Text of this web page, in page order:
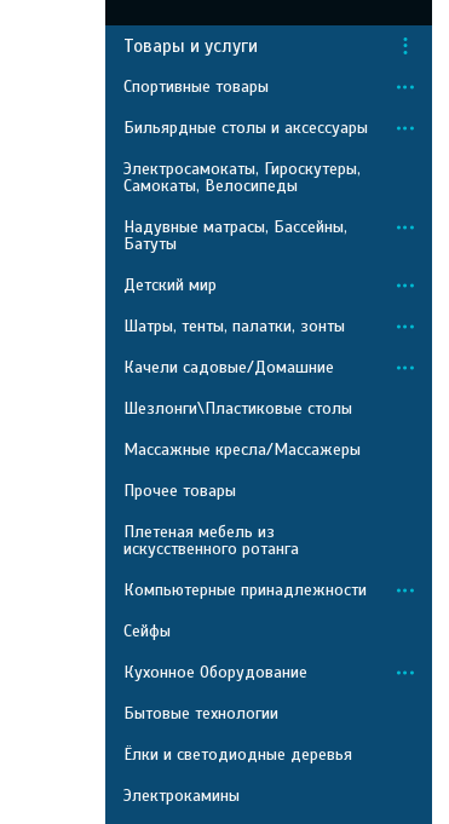
Товары и услуги
Спортивные товары
Бильярдные столы и аксессуары
Электросамокаты, Гироскутеры,
Самокаты, Велосипеды
Надувные матрасы, Бассейны,
Батуты
Детский мир
Шатры, тенты, палатки, зонты
Качели садовые/Домашние
Шезлонги\Пластиковые столы
Массажные кресла/Массажеры
Прочее товары
Плетеная мебель из
искусственного ротанга
Компьютерные принадлежности
Сейфы
Кухонное Оборудование
Бытовые технологии
Ёлки и светодиодные деревья
Электрокамины